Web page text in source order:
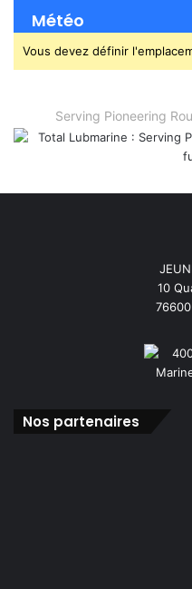
Météo
Vous devez définir
Serving Pioneering
10
76600
Nos partenaires